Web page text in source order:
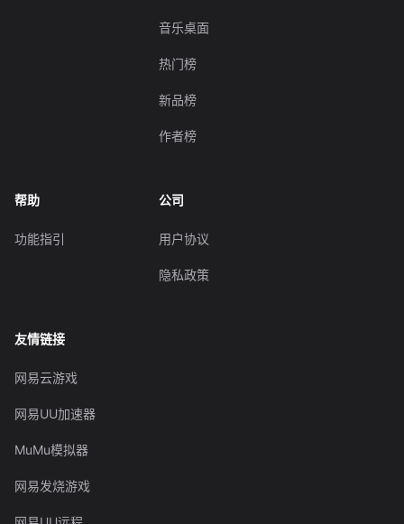
音乐桌面
热门榜
新品榜
作者榜
帮助
功能指引
公司
用户协议
隐私政策
友情链接
网易云游戏
网易UU加速器
MuMu模拟器
网易发烧游戏